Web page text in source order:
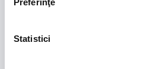
Statistici